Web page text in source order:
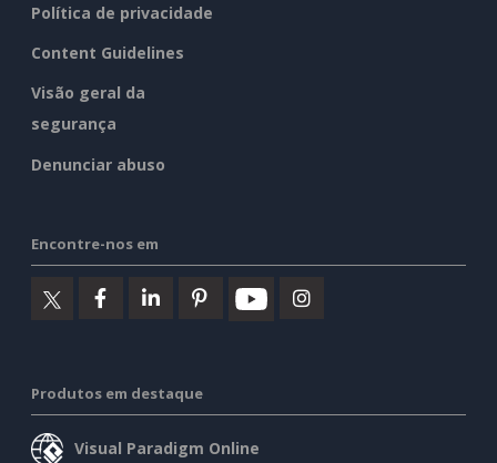
Política de privacidade
Content Guidelines
Visão geral da
segurança
Denunciar abuso
Encontre-nos em
Produtos em destaque
Visual Paradigm Online